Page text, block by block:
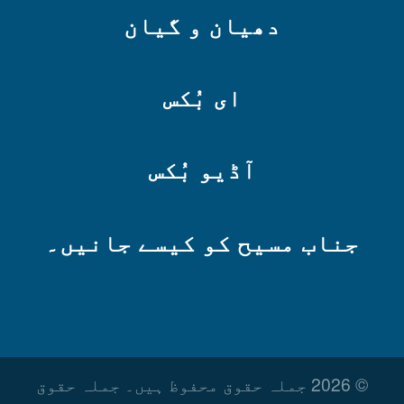
دھیان و گیان
ای بُکس
آڈیو بُکس
جناب مسیح کو کیسے جانیں۔
© 2026 جملہ حقوق محفوظ ہیں۔ جملہ حقوق